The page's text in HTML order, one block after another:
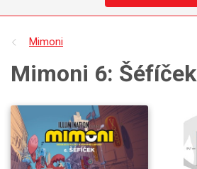
Mimoni
Mimoni 6: Šéfíček